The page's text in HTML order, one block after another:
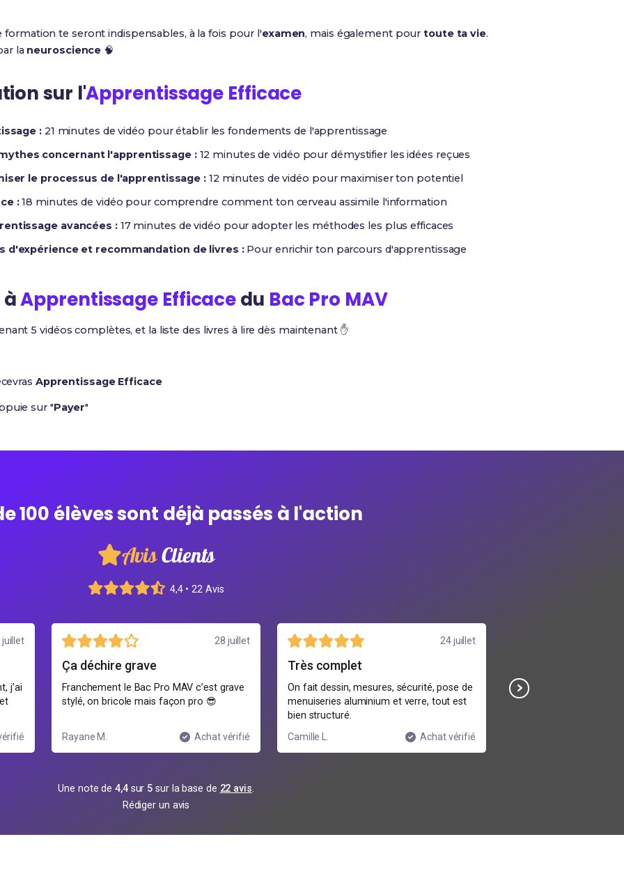
te seront indispensables, à la fois pour l'examen, mais également pourtoute ta vie.
la neuroscience 🧠
sur l'Apprentissage Efficace
:21 minutes de vidéo pour établir les fondements de l'apprentissage
concernant l'apprentissage :12 minutes de vidéo pour démystifier les idées reçues
le processus de l'apprentissage :12 minutes de vidéo pour maximiser ton potentiel
:18 minutes de vidéo pour comprendre comment ton cerveau assimile l'information
avancées :17 minutes de vidéo pour adopter les méthodes les plus efficaces
d'expérience et recommandation de livres :Pour enrichir ton parcours d'apprentissage
àApprentissage Efficacedu Bac Pro MAV
5 vidéos complètes, et la liste des livres à lire dès maintenant ✋
Apprentissage Efficace
sur "Payer"
100 élèves sont déjà passés à l'action
AvisClients
4,4 • 22 Avis
juillet
j’ai
28 juillet
Ça déchire grave
Franchement le Bac Pro MAV c’est grave
stylé, on bricole mais façon pro 😎
Rayane M. Achat vérifié
24 juillet
Très complet
On fait dessin, mesures, sécurité, pose de
menuiseries aluminium et verre, tout est
bien structuré.
Camille L. Achat vérifié
Programme
de théorie d’un coup,
Une note de4,4sur 5 sur la base de 22 avis.
Rédiger un avis